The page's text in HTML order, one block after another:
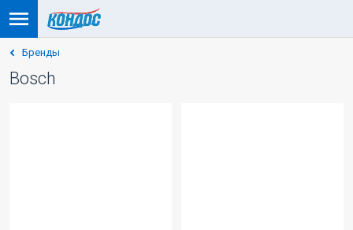
Бренды
Bosch